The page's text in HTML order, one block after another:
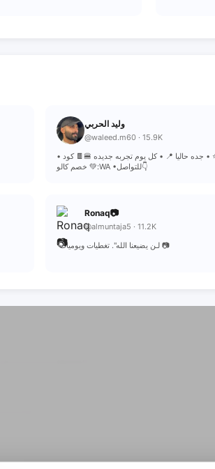
وليد الحربي
@waleed.m60 · 15.9K
• موثوق⭐️ • جده حاليا 📍 • كل يوم تجربه جديده 🍔🍫 كود
خصم كالو 💚:WA •للتواصل👇
Ronaq📷
@almuntaja5 · 11.2K
"لـن يضيعنا الله". تغطيات ويوميات 📷